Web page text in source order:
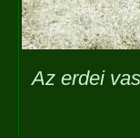
Az erdei